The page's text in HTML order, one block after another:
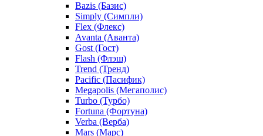
Bazis (Базис)
Simply (Симпли)
Flex (Флекс)
Avanta (Аванта)
Gost (Гост)
Flash (Флэш)
Trend (Тренд)
Pacific (Пасифик)
Megapolis (Мегаполис)
Turbo (Турбо)
Fortuna (Фортуна)
Verba (Верба)
Mars (Марс)